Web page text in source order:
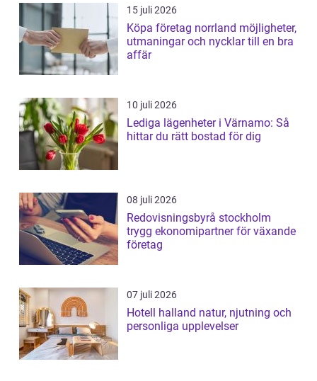
15 juli 2026
Köpa företag norrland möjligheter,
utmaningar och nycklar till en bra
affär
10 juli 2026
Lediga lägenheter i Värnamo: Så
hittar du rätt bostad för dig
08 juli 2026
Redovisningsbyrå stockholm
trygg ekonomipartner för växande
företag
07 juli 2026
Hotell halland natur, njutning och
personliga upplevelser